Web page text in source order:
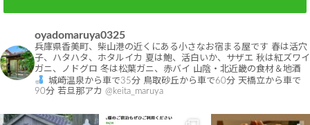
oyadomaruya0325
兵庫県香美町、柴山港の近くにある小さなお宿まる屋です 春は活穴
子、ハタハタ、ホタルイカ 夏は鮑、活白いか、サザエ 秋は紅ズワイ
ガニ、ノドグロ 冬は松葉ガニ、赤バイ 山陰・北近畿の食材＆地酒
城崎温泉から車で35分 鳥取砂丘から車で60分 天橋立から車で
90分 若旦那アカ @keita_maruya